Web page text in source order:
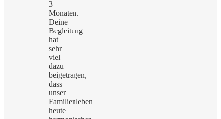
3
Monaten.
Deine
Begleitung
hat
sehr
viel
dazu
beigetragen,
dass
unser
Familienleben
heute